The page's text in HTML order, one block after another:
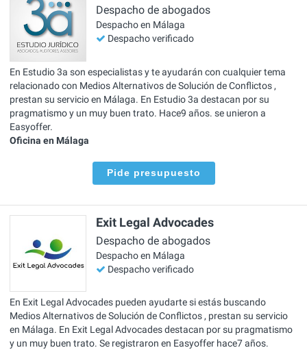
Despacho de abogados
Despacho en Málaga
Despacho verificado
En Estudio 3a son especialistas y te ayudarán con cualquier tema
relacionado con Medios Alternativos de Solución de Conflictos ,
prestan su servicio en Málaga. En Estudio 3a destacan por su
pragmatismo y un muy buen trato. Hace9 años. se unieron a
Easyoffer.
Oficina en Málaga
Pide presupuesto
Exit Legal Advocades
Despacho de abogados
Despacho en Málaga
Despacho verificado
En Exit Legal Advocades pueden ayudarte si estás buscando
Medios Alternativos de Solución de Conflictos , prestan su servicio
en Málaga. En Exit Legal Advocades destacan por su pragmatismo
y un muy buen trato. Se registraron en Easyoffer hace7 años.